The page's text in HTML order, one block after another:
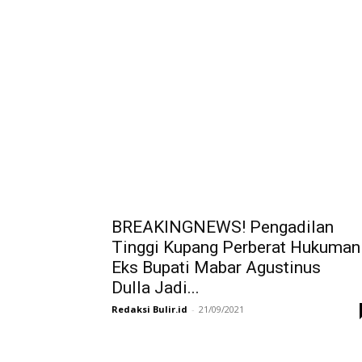
BREAKINGNEWS! Pengadilan
Tinggi Kupang Perberat Hukuman
Eks Bupati Mabar Agustinus
Dulla Jadi...
Redaksi Bulir.id - 21/09/2021